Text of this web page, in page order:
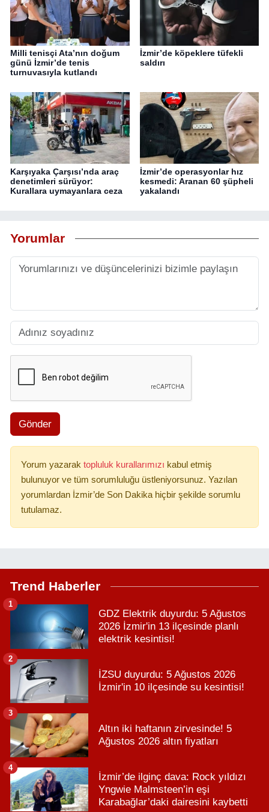
Milli tenisçi Ata’nın doğum
günü İzmir’de tenis
turnuvasıyla kutlandı
İzmir’de köpeklere tüfekli
saldırı
Karşıyaka Çarşısı’nda araç
denetimleri sürüyor:
Kurallara uymayanlara ceza
İzmir’de operasyonlar hız
kesmedi: Aranan 60 şüpheli
yakalandı
Yorumlar
Gönder
Yorum yazarak topluluk kurallarımızı kabul etmiş
bulunuyor ve tüm sorumluluğu üstleniyorsunuz. Yazılan
yorumlardan İzmir’de Son Dakika hiçbir şekilde sorumlu
tutulamaz.
Trend Haberler
GDZ Elektrik duyurdu: 5 Ağustos
2026 İzmir'in 13 ilçesinde planlı
elektrik kesintisi!
1
İZSU duyurdu: 5 Ağustos 2026
İzmir'in 10 ilçesinde su kesintisi!
2
Altın iki haftanın zirvesinde! 5
Ağustos 2026 altın fiyatları
3
İzmir’de ilginç dava: Rock yıldızı
Yngwie Malmsteen’in eşi
Karabağlar’daki dairesini kaybetti
4